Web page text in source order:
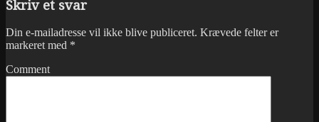
Skriv et svar
Din e-mailadresse vil ikke blive publiceret. Krævede felter er
markeret med *
Comment